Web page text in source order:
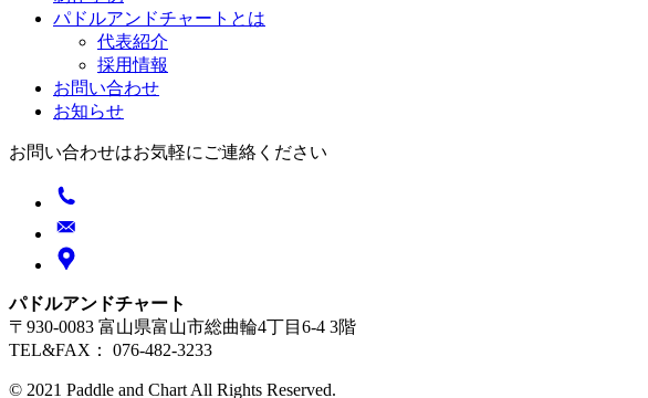
パドルアンドチャートとは
代表紹介
採用情報
お問い合わせ
お知らせ
お問い合わせはお気軽にご連絡ください
パドルアンドチャート
〒930-0083 富山県富山市総曲輪4丁目6-4 3階
TEL&FAX： 076-482-3233
© 2021 Paddle and Chart All Rights Reserved.